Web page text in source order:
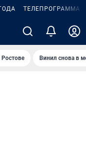
ТЕЛЕПРОГРАММА
Винил снова в